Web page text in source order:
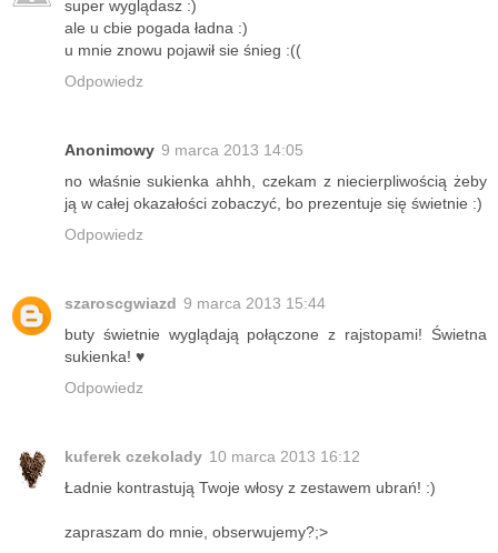
super wyglądasz :)
ale u cbie pogada ładna :)
u mnie znowu pojawił sie śnieg :((
Odpowiedz
Anonimowy 9 marca 2013 14:05
no właśnie sukienka ahhh, czekam z niecierpliwością żeby
ją w całej okazałości zobaczyć, bo prezentuje się świetnie :)
Odpowiedz
szaroscgwiazd 9 marca 2013 15:44
buty świetnie wyglądają połączone z rajstopami! Świetna
sukienka! ♥
Odpowiedz
kuferek czekolady 10 marca 2013 16:12
Ładnie kontrastują Twoje włosy z zestawem ubrań! :)
zapraszam do mnie, obserwujemy?;>